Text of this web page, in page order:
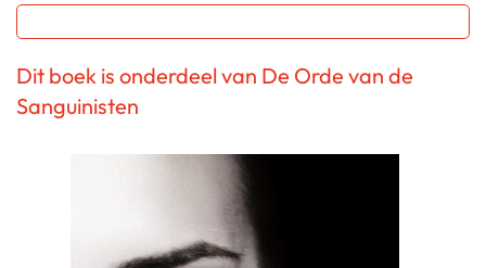
Dit boek is onderdeel van De Orde van de
Sanguinisten